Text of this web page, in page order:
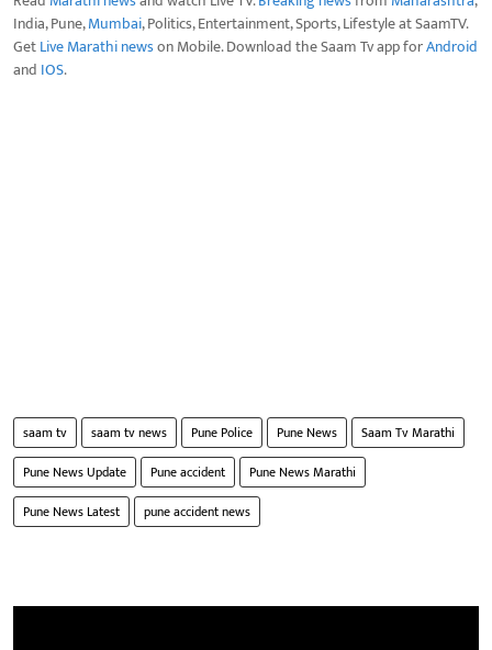
India, Pune,Mumbai, Politics, Entertainment, Sports, Lifestyle at SaamTV.
GetLive Marathi newson Mobile. Download the Saam Tv app forAndroid
and IOS.
saam tv saam tv news Pune Police Pune News
Saam Tv Marathi
Pune News Update
Pune accident
Pune News Marathi
Pune News Latest
pune accident news